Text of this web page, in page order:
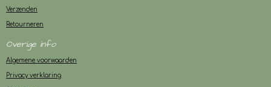
Verzenden
Retourneren
Overige info
Algemene voorwaarden
Privacy verklaring